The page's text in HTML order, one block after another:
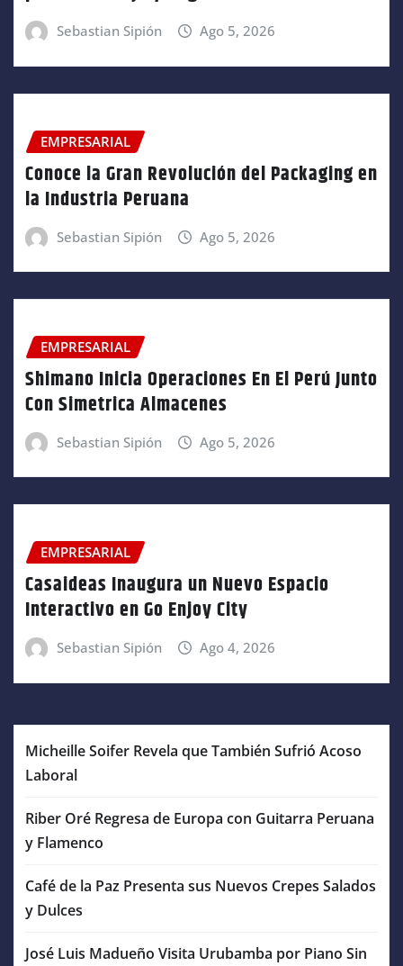
Sebastian Sipión Ago 5, 2026
EMPRESARIAL
Conoce la Gran Revolución del Packaging en
la Industria Peruana
Sebastian Sipión Ago 5, 2026
EMPRESARIAL
Shimano Inicia Operaciones En El Perú Junto
Con Simetrica Almacenes
Sebastian Sipión Ago 5, 2026
EMPRESARIAL
Casaideas Inaugura un Nuevo Espacio
Interactivo en Go Enjoy City
Sebastian Sipión Ago 4, 2026
Micheille Soifer Revela que También Sufrió Acoso
Laboral
Riber Oré Regresa de Europa con Guitarra Peruana
y Flamenco
Café de la Paz Presenta sus Nuevos Crepes Salados
y Dulces
José Luis Madueño Visita Urubamba por Piano Sin